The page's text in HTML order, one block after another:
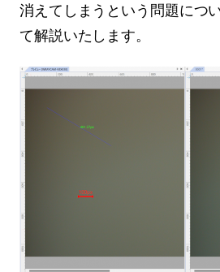
消えてしまうという問題につ
て解説いたします。